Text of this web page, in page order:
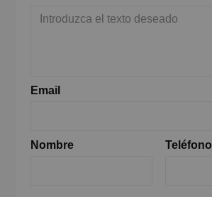
Email
Nombre Teléfono